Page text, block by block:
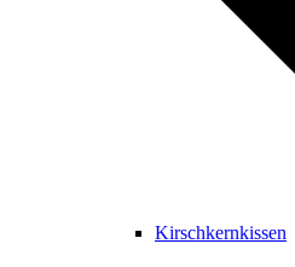
Kirschkernkissen